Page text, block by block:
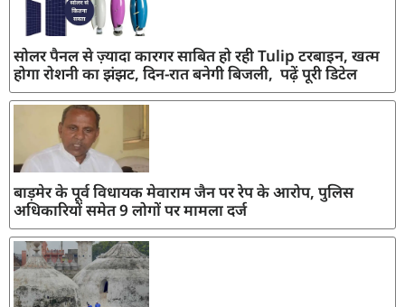
सोलर पैनल से ज़्यादा कारगर साबित हो रही Tulip टरबाइन, खत्म
होगा रोशनी का झंझट, दिन-रात बनेगी बिजली, पढ़ें पूरी डिटेल
बाड़मेर के पूर्व विधायक मेवाराम जैन पर रेप के आरोप, पुलिस
अधिकारियों समेत 9 लोगों पर मामला दर्ज